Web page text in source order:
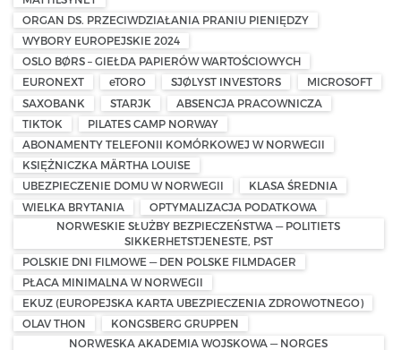
ORGAN DS. PRZECIWDZIAŁANIA PRANIU PIENIĘDZY
WYBORY EUROPEJSKIE 2024
OSLO BØRS – GIEŁDA PAPIERÓW WARTOŚCIOWYCH
EURONEXT
eTORO SJØLYST INVESTORS
MICROSOFT
SAXOBANK
STARJK
ABSENCJA PRACOWNICZA
TIKTOK
PILATES CAMP NORWAY
ABONAMENTY TELEFONII KOMÓRKOWEJ W NORWEGII
KSIĘŻNICZKA MÄRTHA LOUISE
UBEZPIECZENIE DOMU W NORWEGII
KLASA ŚREDNIA
WIELKA BRYTANIA
OPTYMALIZACJA PODATKOWA
NORWESKIE SŁUŻBY BEZPIECZEŃSTWA — POLITIETS
SIKKERHETSTJENESTE, PST
POLSKIE DNI FILMOWE — DEN POLSKE FILMDAGER
PŁACA MINIMALNA W NORWEGII
EKUZ (EUROPEJSKA KARTA UBEZPIECZENIA ZDROWOTNEGO)
OLAV THON
KONGSBERG GRUPPEN
NORWESKA AKADEMIA WOJSKOWA — NORGES